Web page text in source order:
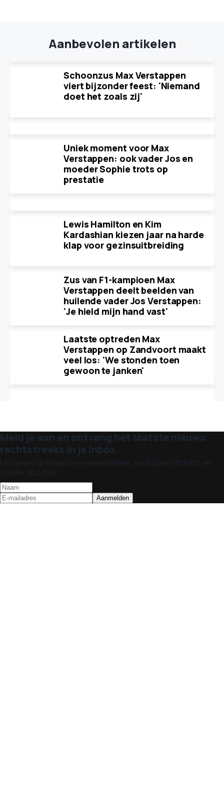
Aanbevolen artikelen
Schoonzus Max Verstappen
viert bijzonder feest: 'Niemand
doet het zoals zij'
Uniek moment voor Max
Verstappen: ook vader Jos en
moeder Sophie trots op
prestatie
Lewis Hamilton en Kim
Kardashian kiezen jaar na harde
klap voor gezinsuitbreiding
Zus van F1-kampioen Max
Verstappen deelt beelden van
huilende vader Jos Verstappen:
'Je hield mijn hand vast'
Laatste optreden Max
Verstappen op Zandvoort maakt
veel los: 'We stonden toen
gewoon te janken'
Meld je aan en ontvang het laatste nieuws
rechtstreeks in je inbox.
Mis geen spannende evenementen, exclusieve tickets en
unieke updates!